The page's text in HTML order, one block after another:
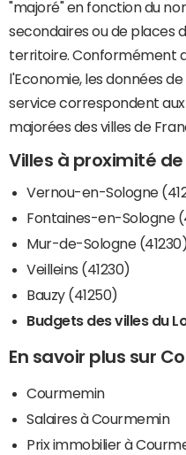
"majoré" en fonction du
secondaires ou de places
territoire. Conformément
l'Economie, les données
service correspondent
majorées des villes de
Villes à proximité
Vernou-en-Sologne
Fontaines-en-Sologne
Mur-de-Sologne
Veilleins (41230)
Bauzy (41250)
Budgets des villes du
En savoir plus sur
Courmemin
Salaires à Courmemin
Prix immobilier à